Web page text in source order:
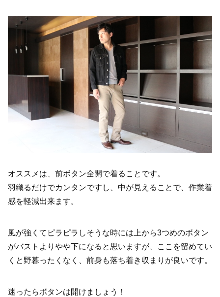
オススメは、前ボタン全開で着ることです。
羽織るだけでカンタンですし、中が見えることで、作業着
感を軽減出来ます。
風が強くてピラピラしそうな時には上から3つめのボタン
がバストよりやや下になると思いますが、ここを留めてい
くと野暮ったくなく、前身も落ち着き収まりが良いです。
迷ったらボタンは開けましょう！